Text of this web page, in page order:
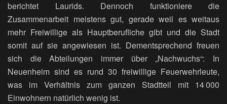
berichtet Laurids. Dennoch funktioniere die
Zusammenarbeit meistens gut, gerade weil es weitaus
mehr Freiwillige als Hauptberufliche gibt und die Stadt
somit auf sie angewiesen ist. Dementsprechend freuen
sich die Abteilungen immer über „Nachwuchs“: In
Neuenheim sind es rund 30 freiwillige Feuerwehrleute,
was im Verhältnis zum ganzen Stadtteil mit 14 000
Einwohnern natürlich wenig ist.